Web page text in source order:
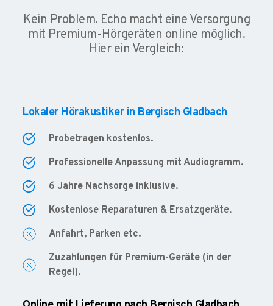
Kein Problem. Echo macht eine Versorgung
mit Premium-Hörgeräten online möglich.
Hier ein Vergleich:
Lokaler Hörakustiker in Bergisch Gladbach
Probetragen kostenlos.
Professionelle Anpassung mit Audiogramm.
6 Jahre Nachsorge inklusive.
Kostenlose Reparaturen & Ersatzgeräte.
Anfahrt, Parken etc.
Zuzahlungen für Premium-Geräte (in der
Regel).